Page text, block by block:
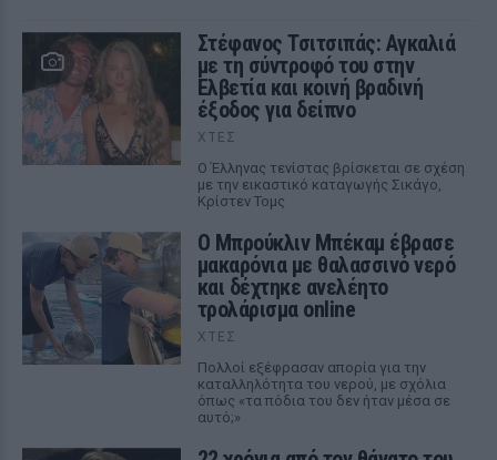
Στέφανος Τσιτσιπάς: Αγκαλιά
με τη σύντροφό του στην
Ελβετία και κοινή βραδινή
έξοδος για δείπνο
ΧΤΕΣ
Ο Έλληνας τενίστας βρίσκεται σε σχέση
με την εικαστικό καταγωγής Σικάγο,
Κρίστεν Τομς
Ο Μπρούκλιν Μπέκαμ έβρασε
μακαρόνια με θαλασσινό νερό
και δέχτηκε ανελέητο
τρολάρισμα online
ΧΤΕΣ
Πολλοί εξέφρασαν απορία για την
καταλληλότητα του νερού, με σχόλια
όπως «τα πόδια του δεν ήταν μέσα σε
αυτό;»